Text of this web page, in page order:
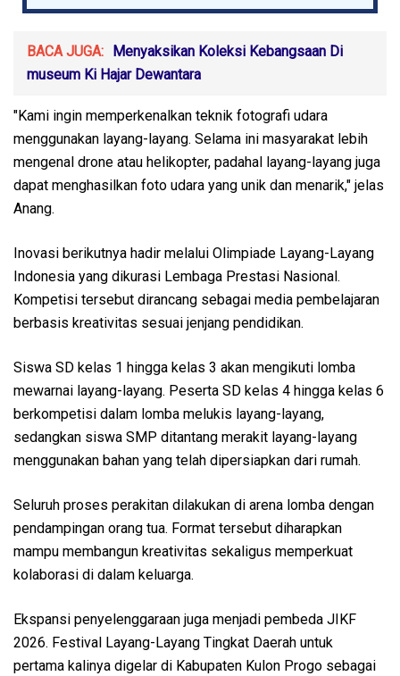
BACA JUGA: Menyaksikan Koleksi Kebangsaan Di
museum Ki Hajar Dewantara
"Kami ingin memperkenalkan teknik fotografi udara
menggunakan layang-layang. Selama ini masyarakat lebih
mengenal drone atau helikopter, padahal layang-layang juga
dapat menghasilkan foto udara yang unik dan menarik," jelas
Anang.
Inovasi berikutnya hadir melalui Olimpiade Layang-Layang
Indonesia yang dikurasi Lembaga Prestasi Nasional.
Kompetisi tersebut dirancang sebagai media pembelajaran
berbasis kreativitas sesuai jenjang pendidikan.
Siswa SD kelas 1 hingga kelas 3 akan mengikuti lomba
mewarnai layang-layang. Peserta SD kelas 4 hingga kelas 6
berkompetisi dalam lomba melukis layang-layang,
sedangkan siswa SMP ditantang merakit layang-layang
menggunakan bahan yang telah dipersiapkan dari rumah.
Seluruh proses perakitan dilakukan di arena lomba dengan
pendampingan orang tua. Format tersebut diharapkan
mampu membangun kreativitas sekaligus memperkuat
kolaborasi di dalam keluarga.
Ekspansi penyelenggaraan juga menjadi pembeda JIKF
2026. Festival Layang-Layang Tingkat Daerah untuk
pertama kalinya digelar di Kabupaten Kulon Progo sebagai